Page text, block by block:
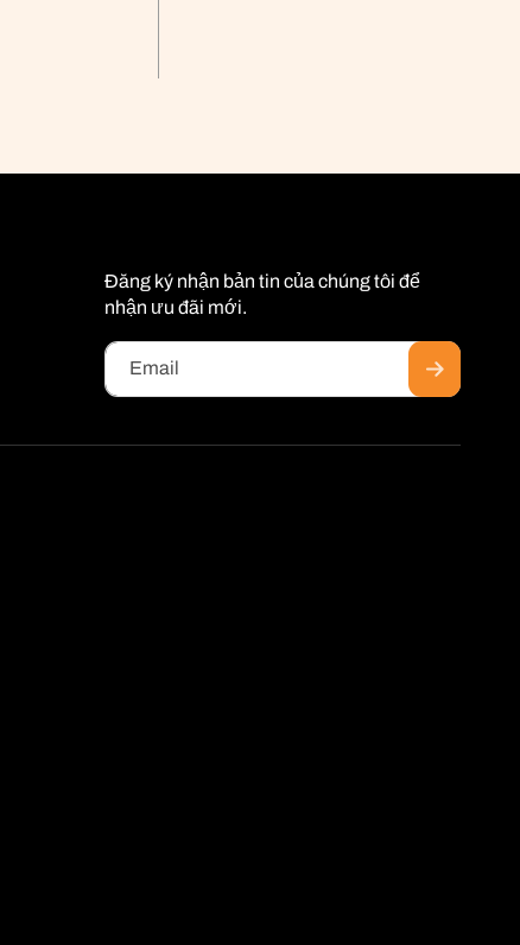
Đăng ký nhận bản tin của chúng tôi để
nhận ưu đãi mới.
Email